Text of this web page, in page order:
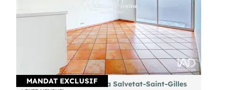
MANDAT EXCLUSIF
A louer bureau 18m² à La Salvetat-Saint-Gilles